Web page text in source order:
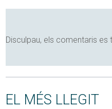
Disculpau, els comentaris es
EL MÉS LLEGIT